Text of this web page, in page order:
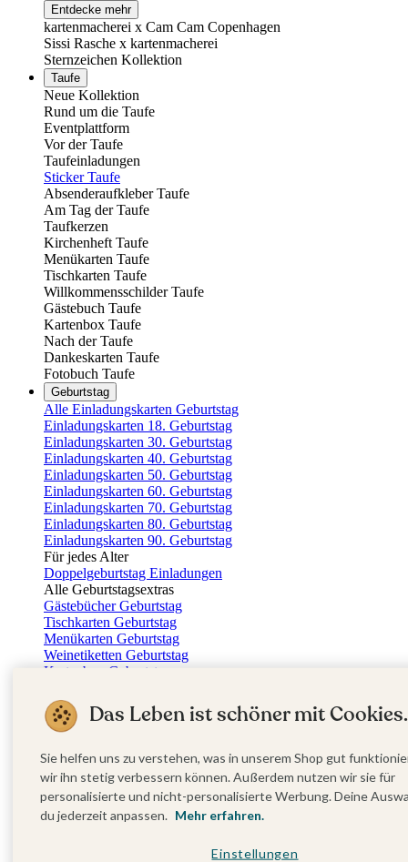
Entdecke mehr
kartenmacherei x Cam Cam Copenhagen
Sissi Rasche x kartenmacherei
Sternzeichen Kollektion
Taufe
Neue Kollektion
Rund um die Taufe
Eventplattform
Vor der Taufe
Taufeinladungen
Sticker Taufe
Absenderaufkleber Taufe
Am Tag der Taufe
Taufkerzen
Kirchenheft Taufe
Menükarten Taufe
Tischkarten Taufe
Willkommensschilder Taufe
Gästebuch Taufe
Kartenbox Taufe
Nach der Taufe
Dankeskarten Taufe
Fotobuch Taufe
Geburtstag
Alle Einladungskarten Geburtstag
Einladungskarten 18. Geburtstag
Einladungskarten 30. Geburtstag
Einladungskarten 40. Geburtstag
Einladungskarten 50. Geburtstag
Einladungskarten 60. Geburtstag
Einladungskarten 70. Geburtstag
Einladungskarten 80. Geburtstag
Einladungskarten 90. Geburtstag
Für jedes Alter
Doppelgeburtstag Einladungen
Alle Geburtstagsextras
Gästebücher Geburtstag
Tischkarten Geburtstag
Menükarten Geburtstag
Weinetiketten Geburtstag
Kartenbox Geburtstag
Dankeskarten Geburtstag
Fotobuch Geburtstag
Eventplattform
Einladungskarten Kindergeburtstag
Kindergeburtstag Jungen
Kindergeburtstag Mädchen
Kindergeburtstag Unisex
Einladungskarten 1. Geburtstag
Das Leben ist schöner mit Cookies.
Sie helfen uns zu verstehen, was in unserem Shop gut
wir ihn stetig verbessern können. Außerdem nutzen wir sie für
personalisierte und nicht-personalisierte Werbung. Deine
du jederzeit anpassen. Mehr erfahren.
Einstellungen